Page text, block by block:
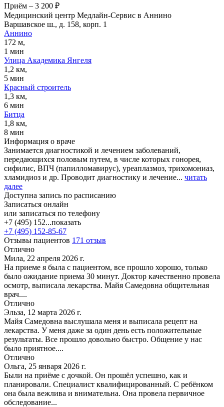
Приём – 3 200 ₽
Медицинский центр Медлайн-Сервис в Аннино
Варшавское ш., д. 158, корп. 1
Аннино
172 м,
1 мин
Улица Академика Янгеля
1,2 км,
5 мин
Красный строитель
1,3 км,
6 мин
Битца
1,8 км,
8 мин
Информация о враче
Занимается диагностикой и лечением заболеваний,
передающихся половым путем, в числе которых гонорея,
сифилис, ВПЧ (папилломавирус), уреаплазмоз, трихомониаз,
хламидиоз и др. Проводит диагностику и лечение... читать
далее
Доступна запись по расписанию
Записаться онлайн
или записаться по телефону
+7 (495) 152...показать
+7 (495) 152-85-67
Отзывы пациентов 171 отзыв
Отлично
Мила, 22 апреля 2026 г.
На приеме я была с пациентом, все прошло хорошо, только
было ожидание приема 30 минут. Доктор качественно провела
осмотр, выписала лекарства. Майя Самедовна общительная
врач....
Отлично
Эльза, 12 марта 2026 г.
Майя Самедовна выслушала меня и выписала рецепт на
лекарства. У меня даже за один день есть положительные
результаты. Все прошло довольно быстро. Общение у нас
было приятное....
Отлично
Ольга, 25 января 2026 г.
Были на приёме с дочкой. Он прошёл успешно, как и
планировали. Специалист квалифицированный. С ребёнком
она была вежлива и внимательна. Она провела первичное
обследование...